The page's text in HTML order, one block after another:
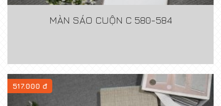
MÀN SÁO CUỘN C 580-584
517.000 đ